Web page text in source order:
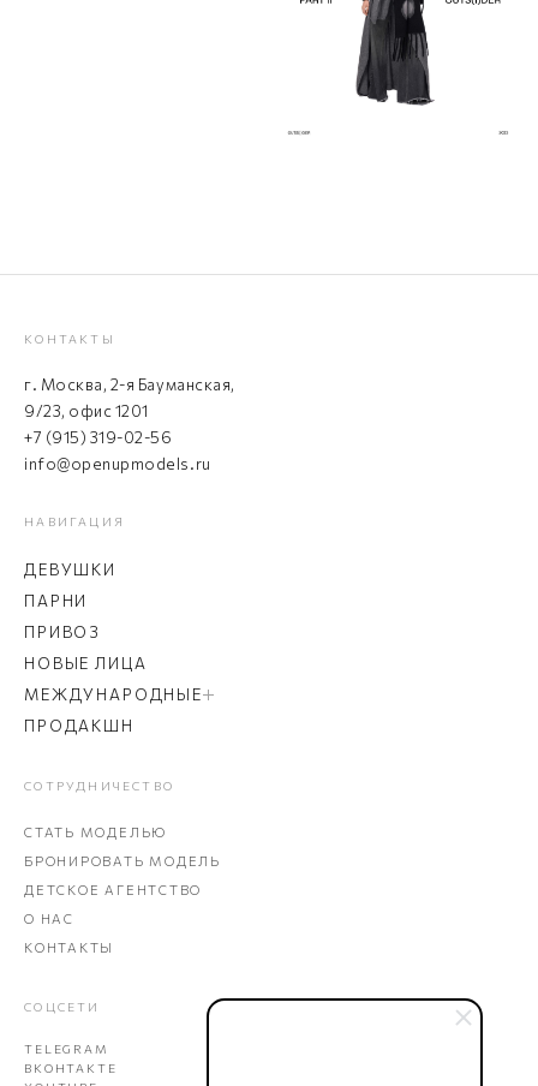
КОНТАКТЫ
г. Москва, 2-я Бауманская,
9/23, офис 1201
+7 (915) 319-02-56
info@openupmodels.ru
НАВИГАЦИЯ
ДЕВУШКИ
ПАРНИ
ПРИВОЗ
НОВЫЕ ЛИЦА
МЕЖДУНАРОДНЫЕ
ПРОДАКШН
СОТРУДНИЧЕСТВО
СТАТЬ МОДЕЛЬЮ
БРОНИРОВАТЬ МОДЕЛЬ
ДЕТСКОЕ АГЕНТСТВО
О НАС
КОНТАКТЫ
СОЦСЕТИ
TELEGRAM
ВКОНТАКТЕ